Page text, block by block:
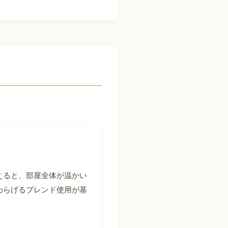
と、部屋全体が温かい
げるブレンド使用が基